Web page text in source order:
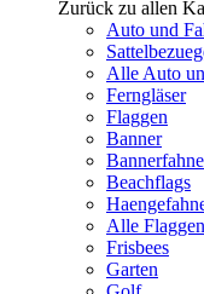
Zurück zu allen
Auto und
Alle Auto
Ferngläser
Flaggen
Banner
Beachflags
Alle
Frisbees
Garten